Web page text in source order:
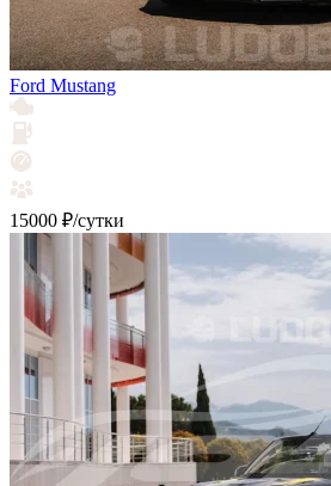
Ford Mustang
15000 ₽/сутки